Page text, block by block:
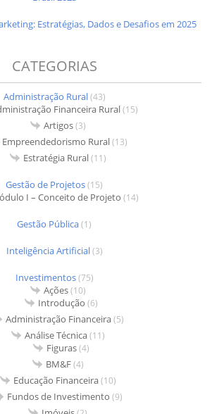
Estratégias, Dados e Desafios em 2025
CATEGORIAS
Administração Rural(43)
Financeira Rural(15)
Artigos(3)
Empreendedorismo Rural(13)
Estratégia Rural(11)
Gestão de Projetos(15)
I – Conceito de Projeto (14)
Gestão Pública(1)
Inteligência Artificial(3)
Investimentos(75)
Ações(10)
Introdução (6)
Administração Financeira(5)
Análise Técnica(11)
Figuras(4)
BM&F(4)
Educação Financeira(10)
Fundos de Investimento (9)